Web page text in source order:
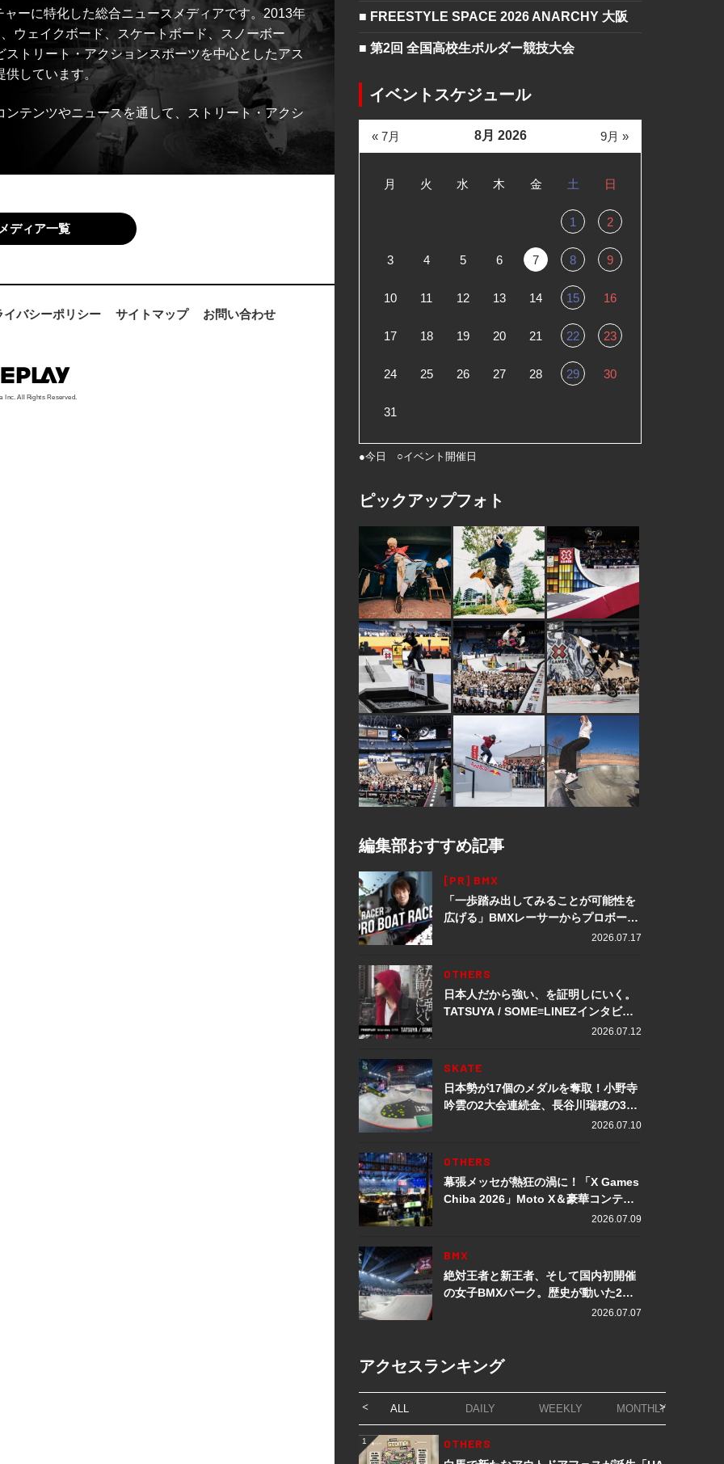
ーに特化した総合ニュースメディアです。2013年
ウェイクボード、スケートボード、スノーボー
トリート・アクションスポーツを中心としたアス
供しています。
テンツやニュースを通して、ストリート・アクシ
ディア一覧
イバシーポリシー サイトマップ お問い合わせ
Inc. All Rights Reserved.
■ FREESTYLE SPACE 2026 ANARCHY 大阪
■ 第2回 全国高校生ボルダー競技大会
イベントスケジュール
8月 2026
月 火 水 木 金 土 日
1 2
3 4 5 6 7 8 9
10 11 12 13 14 15 16
17 18 19 20 21 22 23
24 25 26 27 28 29 30
31
« 7月 9月 »
●今日 ○イベント開催日
ピックアップフォト
編集部おすすめ記事
[PR] BMX
「一歩踏み出してみることが可能性を
広げる」BMXレーサーからプロボート
レーサーへ転身。上田龍星が体現する
2026.07.17
OTHERS
日本人だから強い、を証明しにいく。
TATSUYA / SOME≡LINEZインタビュ
2026.07.12
SKATE
日本勢が17個のメダルを奪取！小野寺
吟雲の2大会連続金、長谷川瑞穂の3メ
ダル獲得など数々の快挙をプレイバッ
2026.07.10
OTHERS
幕張メッセが熱狂の渦に！「X Games
Chiba 2026」Moto X＆豪華コンテン
2026.07.09
BMX
絶対王者と新王者、そして国内初開催
の女子BMXパーク。歴史が動いた2日
2026.07.07
アクセスランキング
ALL DAILY WEEKLY MONTHLY
1 OTHERS